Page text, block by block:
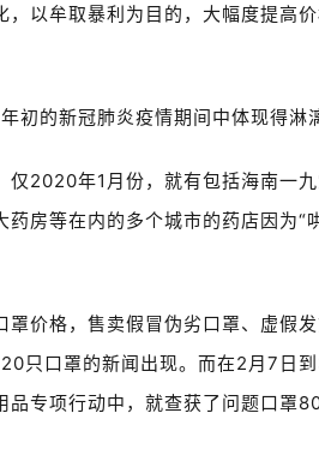
以牟取暴利为目的，大幅度提高
初的新冠肺炎疫情期间中体现得淋
2020年1月份，就有包括海南一九
房等在内的多个城市的药店因为“
价格，售卖假冒伪劣口罩、虚假
只口罩的新闻出现。而在2月7日
专项行动中，就查获了问题口罩